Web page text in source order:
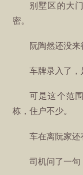
别墅区的大
密。
阮陶然还没来
车牌录入了，
可是这个范
栋，住户不少。
车在离阮家还
司机问了一句